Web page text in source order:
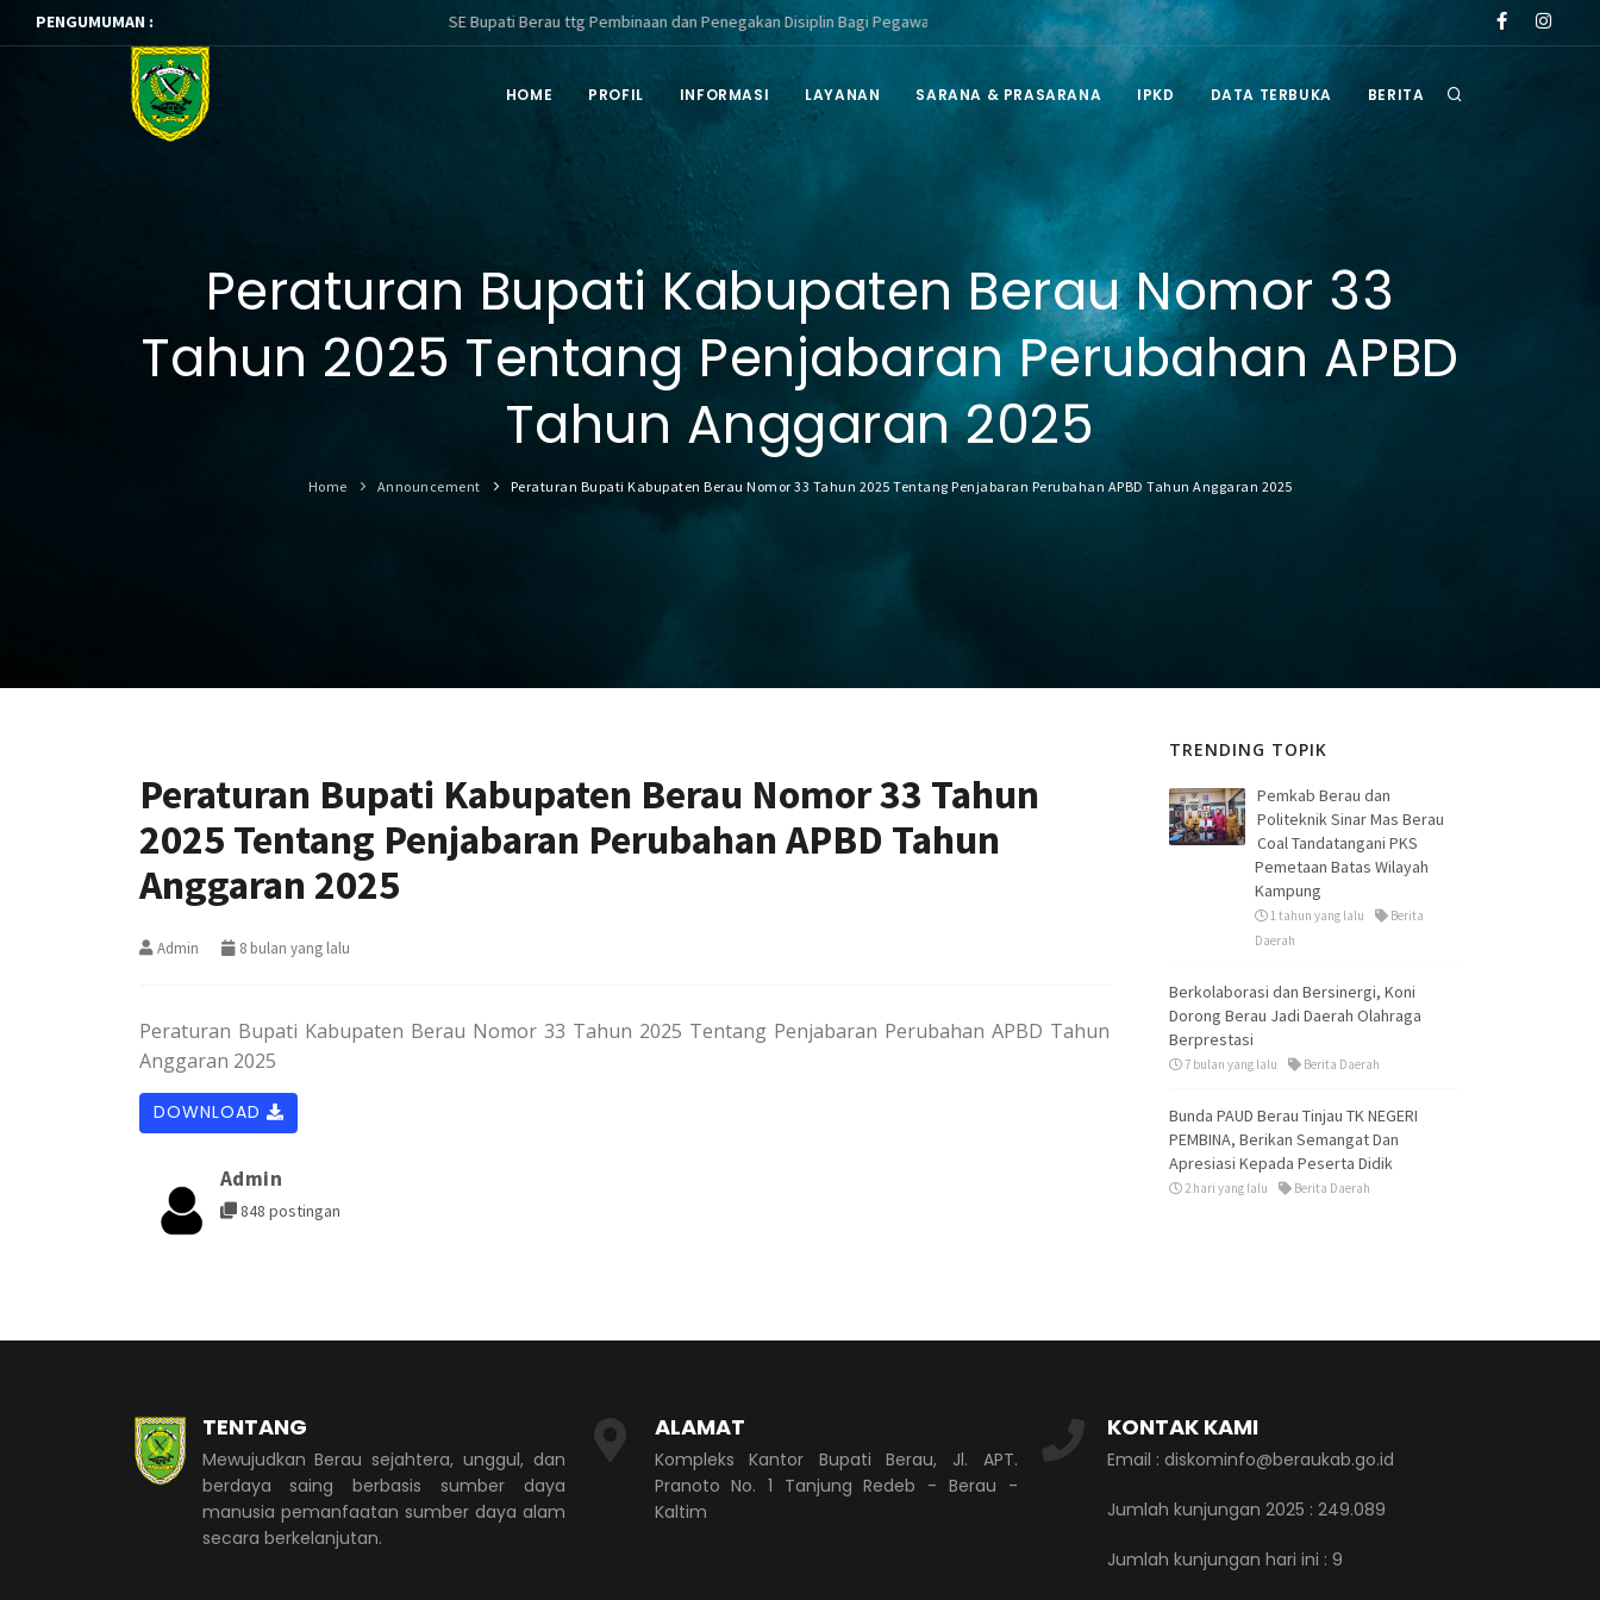
PENGUMUMAN : SE Bupati Berau ttg Pembinaan dan Penegakan Disiplin Bagi Pegawai ASN di Lingkungan Pemerintah Kabupaten Berau tahun 2026
HOME PROFIL INFORMASI LAYANAN SARANA & PRASARANA IPKD DATA TERBUKA BERITA
Peraturan Bupati Kabupaten Berau Nomor 33
Tahun 2025 Tentang Penjabaran Perubahan APBD
Tahun Anggaran 2025
Home Announcement Peraturan Bupati Kabupaten Berau Nomor 33 Tahun 2025 Tentang Penjabaran Perubahan APBD Tahun Anggaran 2025
Peraturan Bupati Kabupaten Berau Nomor 33 Tahun
2025 Tentang Penjabaran Perubahan APBD Tahun
Anggaran 2025
Admin 8 bulan yang lalu
Peraturan Bupati Kabupaten Berau Nomor 33 Tahun 2025 Tentang Penjabaran Perubahan APBD Tahun
Anggaran 2025
DOWNLOAD
Admin
848 postingan
TRENDING TOPIK
Pemkab Berau dan
Politeknik Sinar Mas Berau
Coal Tandatangani PKS
Pemetaan Batas Wilayah
Kampung
1 tahun yang lalu
Berita
Daerah
Berkolaborasi dan Bersinergi, Koni
Dorong Berau Jadi Daerah Olahraga
Berprestasi
7 bulan yang lalu Berita Daerah
Bunda PAUD Berau Tinjau TK NEGERI
PEMBINA, Berikan Semangat Dan
Apresiasi Kepada Peserta Didik
2 hari yang lalu Berita Daerah
TENTANG
Mewujudkan Berau sejahtera, unggul, dan
berdaya saing berbasis sumber daya
manusia pemanfaatan sumber daya alam
secara berkelanjutan.
ALAMAT
Kompleks Kantor Bupati Berau, Jl. APT.
Pranoto No. 1 Tanjung Redeb - Berau -
Kaltim
KONTAK KAMI
Email : diskominfo@beraukab.go.id
Jumlah kunjungan 2025 : 249.089
Jumlah kunjungan hari ini : 9